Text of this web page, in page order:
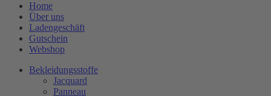
Home
Über uns
Ladengeschäft
Gutschein
Webshop
Bekleidungsstoffe
Jacquard
Panneau